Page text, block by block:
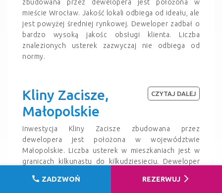
zbudowana przez dewelopera jest położona w
mieście Wrocław. Jakość lokali odbiega od ideału, ale
jest powyżej średniej rynkowej. Deweloper zadbał o
bardzo wysoką jakośc obsługi klienta. Liczba
znalezionych usterek zazwyczaj nie odbiega od
normy.
Kliny Zacisze,
Małopolskie
Inwestycja Kliny Zacisze zbudowana przez
dewelopera jest położona w województwie
Małopolskie. Liczba usterek w mieszkaniach jest w
granicach kilkunastu do kilkudziesieciu. Deweloper
Czasem spotykamy skomplikowane do usunięcia
CZYTAJ DALEJ
call ZADZWOŃ REZERWUJ arrow_forward_ios